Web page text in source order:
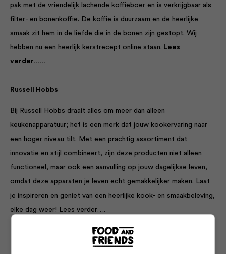
pak met de vriendelijk lachende koffieboer en is verkrijgbaar als
filter- en bonenkoffie. De koffie is duurzaam en de heerlijke
smaak zit hem in de liefde die in de bonen zijn gestopt. Wij
hebben nu een heerlijk kerstrecept online staan. Lees
verder……
Russell Hobbs
Bij Russell Hobbs draait alles om meer dan alleen
keukenapparatuur; het is een merk dat jouw kookervaring naar
een hoger niveau tilt. Met een prachtig assortiment dat
innovatie en stijl combineert, zijn deze producten niet alleen
functioneel, maar ook een aanvulling op jouw dagelijkse leven,
omdat deze apparaten je leven echt gemakkelijker maken. Laat
je inspireren en geniet van een heerlijke kook- en smaakbeleving,
elke dag weer! Lees verder….